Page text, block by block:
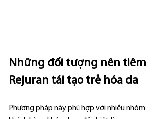
Những đối tượng nên tiêm
Rejuran tái tạo trẻ hóa da
Phương pháp này phù hợp với nhiều nhóm